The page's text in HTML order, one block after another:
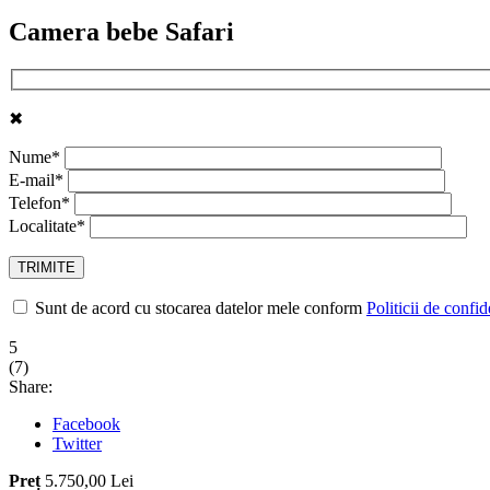
Camera bebe Safari
✖
Nume*
E-mail*
Telefon*
Localitate*
Sunt de acord cu stocarea datelor mele conform Politicii de
5
(7)
Share:
Facebook
Twitter
Preț 5.750,00 Lei